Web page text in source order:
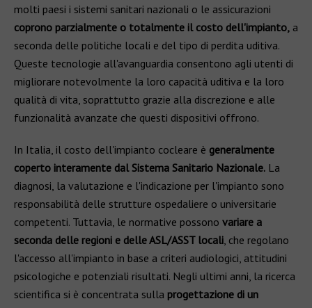
molti paesi i sistemi sanitari nazionali o le assicurazioni
coprono parzialmente o totalmente il costo dell'impianto, a
seconda delle politiche locali e del tipo di perdita uditiva.
Queste tecnologie all'avanguardia consentono agli utenti di
migliorare notevolmente la loro capacità uditiva e la loro
qualità di vita, soprattutto grazie alla discrezione e alle
funzionalità avanzate che questi dispositivi offrono.
In Italia, il costo dell'impianto cocleare è generalmente
coperto interamente dal Sistema Sanitario Nazionale. La
diagnosi, la valutazione e l'indicazione per l'impianto sono
responsabilità delle strutture ospedaliere o universitarie
competenti. Tuttavia, le normative possono variare a
seconda delle regioni e delle ASL/ASST locali, che regolano
l'accesso all'impianto in base a criteri audiologici, attitudini
psicologiche e potenziali risultati. Negli ultimi anni, la ricerca
scientifica si è concentrata sulla progettazione di un